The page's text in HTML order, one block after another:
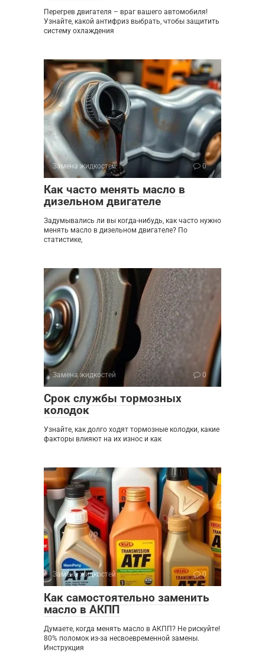
Перегрев двигателя – враг вашего автомобиля!
Узнайте, какой антифриз выбрать, чтобы защитить
систему охлаждения
Замена жидкостей 0
Как часто менять масло в
дизельном двигателе
Задумывались ли вы когда-нибудь, как часто нужно
менять масло в дизельном двигателе? По
статистике,
Замена жидкостей 0
Срок службы тормозных
колодок
Узнайте, как долго ходят тормозные колодки, какие
факторы влияют на их износ и как
Замена жидкостей 0
Как самостоятельно заменить
масло в АКПП
Думаете, когда менять масло в АКПП? Не рискуйте!
80% поломок из-за несвоевременной замены.
Инструкция